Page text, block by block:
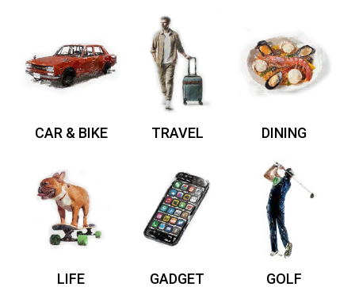
CAR & BIKE TRAVEL DINING
LIFE GADGET GOLF